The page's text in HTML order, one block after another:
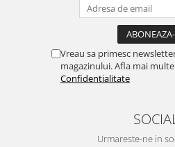
Vreau sa primesc
magazinului. Afla mai
Confidentialitate
Urmareste-ne in